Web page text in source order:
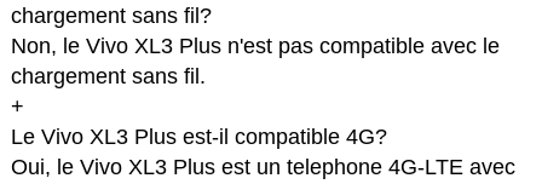
chargement sans fil?
Non, le Vivo XL3 Plus n'est pas compatible avec le
chargement sans fil.
+
Le Vivo XL3 Plus est-il compatible 4G?
Oui, le Vivo XL3 Plus est un telephone 4G-LTE avec